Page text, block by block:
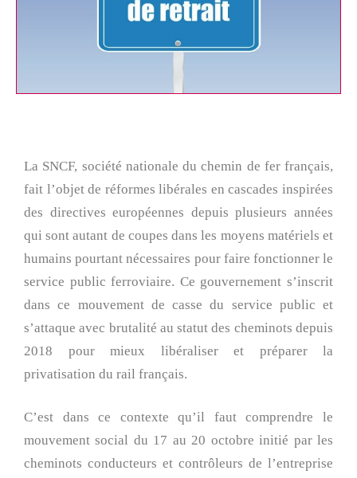
La SNCF, société nationale du chemin de fer français,
fait l’objet de réformes libérales en cascades inspirées
des directives européennes depuis plusieurs années
qui sont autant de coupes dans les moyens matériels et
humains pourtant nécessaires pour faire fonctionner le
service public ferroviaire. Ce gouvernement s’inscrit
dans ce mouvement de casse du service public et
s’attaque avec brutalité au statut des cheminots depuis
2018 pour mieux libéraliser et préparer la
privatisation du rail français.
C’est dans ce contexte qu’il faut comprendre le
mouvement social du 17 au 20 octobre initié par les
cheminots conducteurs et contrôleurs de l’entreprise